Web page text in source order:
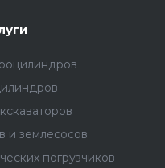
и землесосов
погрузчиков